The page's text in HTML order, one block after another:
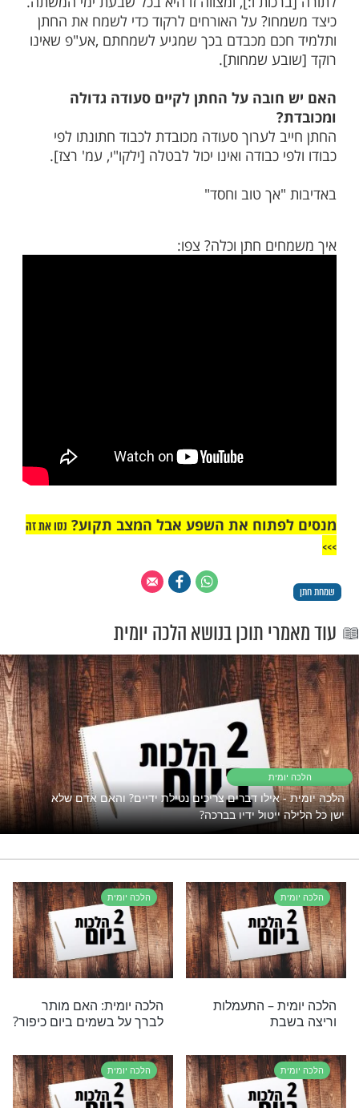
עוד תוכן חדש ומפתיע! התחברו לכל
שלנו בתהילים בלחיצה כאן >>>​
חתן וכלה?
לשמח חתן וכלה, והמשמח חתן וכלה זוכה
ו:], ומצווה זו היא בכל שבעת ימי המשתה.
על האורחים לרקוד כדי לשמח את החתן
שמחות].
את השפע אבל המצב תקוע?נסו את זה
תוכן בנושא הלכה יומית